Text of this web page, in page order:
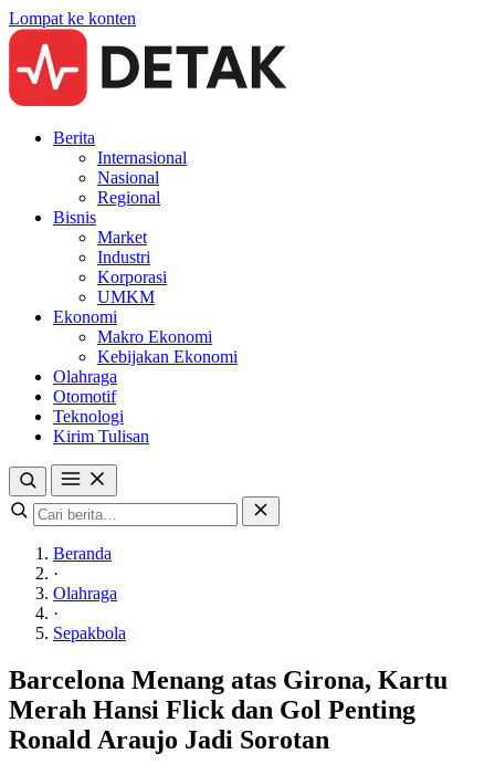
Lompat ke konten
Berita
Internasional
Nasional
Regional
Bisnis
Market
Industri
Korporasi
UMKM
Ekonomi
Makro Ekonomi
Kebijakan Ekonomi
Olahraga
Otomotif
Teknologi
Kirim Tulisan
Beranda
·
Olahraga
·
Sepakbola
Barcelona Menang atas Girona, Kartu
Merah Hansi Flick dan Gol Penting
Ronald Araujo Jadi Sorotan